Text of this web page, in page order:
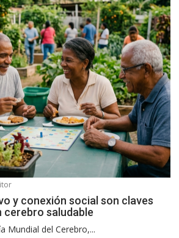
y conexión social son claves
cerebro saludable
Mundial del Cerebro,...